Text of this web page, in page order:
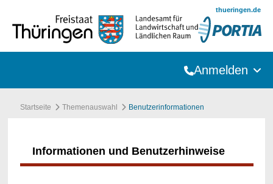
thueringen.de
Anmelden
Startseite Themenauswahl Benutzerinformationen
Informationen und Benutzerhinweise